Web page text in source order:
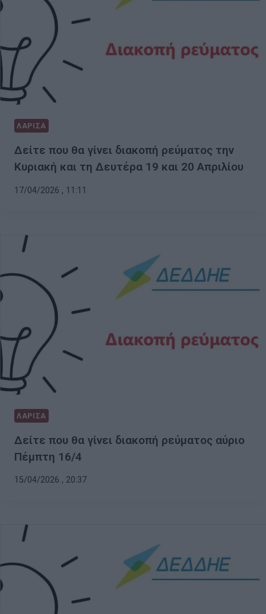
ΛΑΡΙΣΑ
Δείτε που θα γίνει διακοπή ρεύματος την
Κυριακή και τη Δευτέρα 19 και 20 Απριλίου
17/04/2026 , 11:11
ΛΑΡΙΣΑ
Δείτε που θα γίνει διακοπή ρεύματος αύριο
Πέμπτη 16/4
15/04/2026 , 20:37